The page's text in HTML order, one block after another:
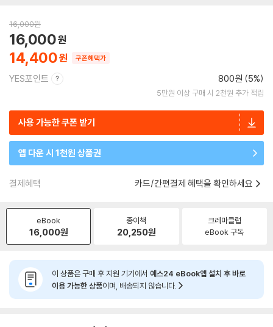
16,000원
14,400
16,000
쿠폰혜택가
YES포인트 800원 (5%)
5만원 이상 구매 시 2천원 추가 적립
사용 가능한 쿠폰 받기
앱 다운 시 1천원 상품권
결제혜택 카드/간편결제 혜택을 확인하세요
eBook
16,000원
종이책
20,250원
크레마클럽
eBook 구독
이 상품은 구매 후 지원 기기에서 예스24 eBook앱 설치 후 바로
이용 가능한 상품이며, 배송되지 않습니다.